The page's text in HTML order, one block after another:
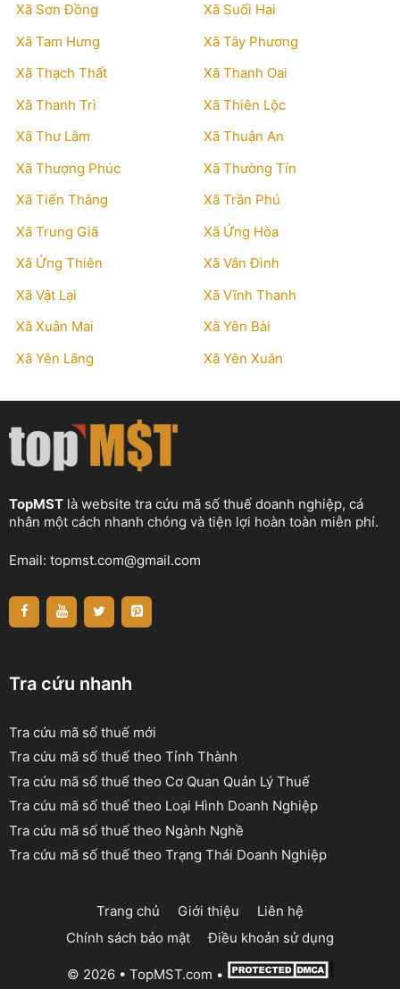
Xã Sơn Đồng
Xã Suối Hai
Xã Tam Hưng
Xã Tây Phương
Xã Thạch Thất
Xã Thanh Oai
Xã Thanh Trì
Xã Thiên Lộc
Xã Thư Lâm
Xã Thuận An
Xã Thượng Phúc
Xã Thường Tín
Xã Tiến Thắng
Xã Trần Phú
Xã Trung Giã
Xã Ứng Hòa
Xã Ứng Thiên
Xã Vân Đình
Xã Vật Lại
Xã Vĩnh Thanh
Xã Xuân Mai
Xã Yên Bài
Xã Yên Lãng
Xã Yên Xuân
TopMST là website tra cứu mã số thuế doanh nghiệp, cá
nhân một cách nhanh chóng và tiện lợi hoàn toàn miễn phí.
Email: topmst.com@gmail.com
Tra cứu nhanh
Tra cứu mã số thuế mới
Tra cứu mã số thuế theo Tỉnh Thành
Tra cứu mã số thuế theo Cơ Quan Quản Lý Thuế
Tra cứu mã số thuế theo Loại Hình Doanh Nghiệp
Tra cứu mã số thuế theo Ngành Nghề
Tra cứu mã số thuế theo Trạng Thái Doanh Nghiệp
Trang chủ Giới thiệu
Liên hệ
Chính sách bảo mật
Điều khoản sử dụng
© 2026 • TopMST.com •